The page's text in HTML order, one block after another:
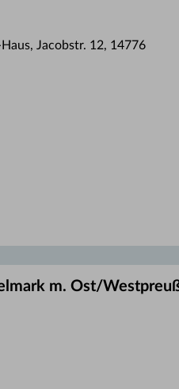
Jacobstr. 12, 14776
m. Ost/